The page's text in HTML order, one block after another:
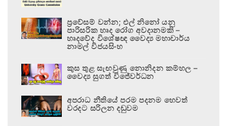
ප්‍රවේසම් වන්න; එල් නිනෝ යනු
පාරිසරික හෘද රෝග අවදානමකි –
හෘදවේද විශේෂඥ වෛද්‍ය මහාචාර්ය
නාමල් විජයසිංහ
කුස තුළ සැඟවුණු නොනිදන කම්හල –
වෛද්‍ය සුගත් විජේවර්ධන
අපරාධ නීතියේ පරම පදනම හෙවත්
වරදට සරිලන දඬුවම